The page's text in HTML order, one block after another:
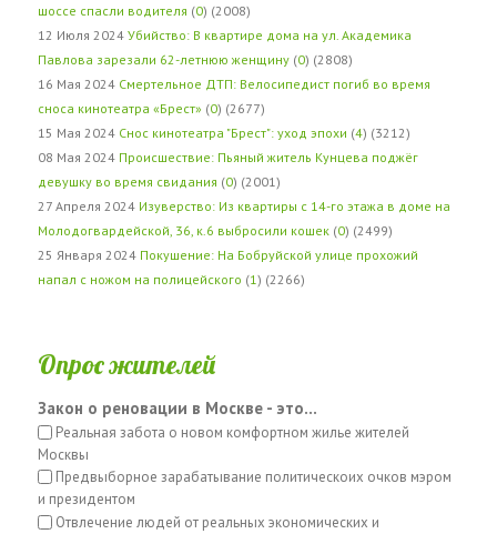
шоссе спасли водителя (0) (2008)
12 Июля 2024 Убийство: В квартире дома на ул. Академика
Павлова зарезали 62-летнюю женщину (0) (2808)
16 Мая 2024 Смертельное ДТП: Велосипедист погиб во время
сноса кинотеатра «Брест» (0) (2677)
15 Мая 2024 Снос кинотеатра "Брест": уход эпохи (4) (3212)
08 Мая 2024 Происшествие: Пьяный житель Кунцева поджёг
девушку во время свидания (0) (2001)
27 Апреля 2024 Изуверство: Из квартиры с 14-го этажа в доме на
Молодогвардейской, 36, к.6 выбросили кошек (0) (2499)
25 Января 2024 Покушение: На Бобруйской улице прохожий
напал с ножом на полицейского (1 ) (2266)
Опрос жителей
Закон о реновации в Москве - это...
Реальная забота о новом комфортном жилье жителей
Москвы
Предвыборное зарабатывание политическоих очков мэром
и президентом
Отвлечение людей от реальных экономических и